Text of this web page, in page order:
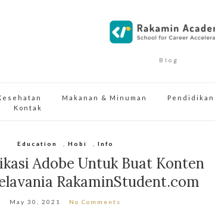
Blog
Makanan & Minuman
Pendidikan
Kontak
Education Hobi Info
Adobe Untuk Buat Konten
RakaminStudent.com
May 30, 2021 No Comments